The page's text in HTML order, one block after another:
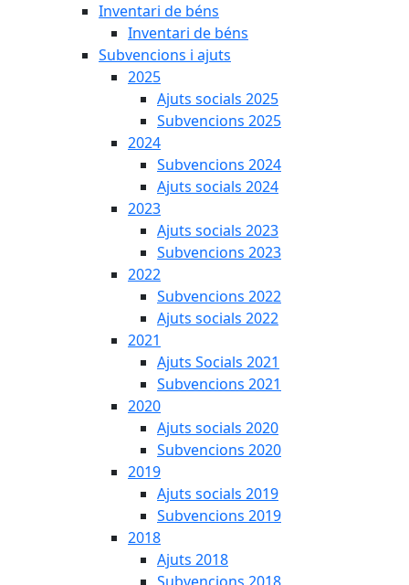
Inventari de béns
Inventari de béns
Subvencions i ajuts
2025
Ajuts socials 2025
Subvencions 2025
2024
Subvencions 2024
Ajuts socials 2024
2023
Ajuts socials 2023
Subvencions 2023
2022
Subvencions 2022
Ajuts socials 2022
2021
Ajuts Socials 2021
Subvencions 2021
2020
Ajuts socials 2020
Subvencions 2020
2019
Ajuts socials 2019
Subvencions 2019
2018
Ajuts 2018